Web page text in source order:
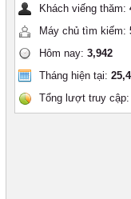
Khách viếng thăm:
Máy chủ tìm kiếm:
Hôm nay: 3,942
Tháng hiện tại:
Tổng lượt truy cập: